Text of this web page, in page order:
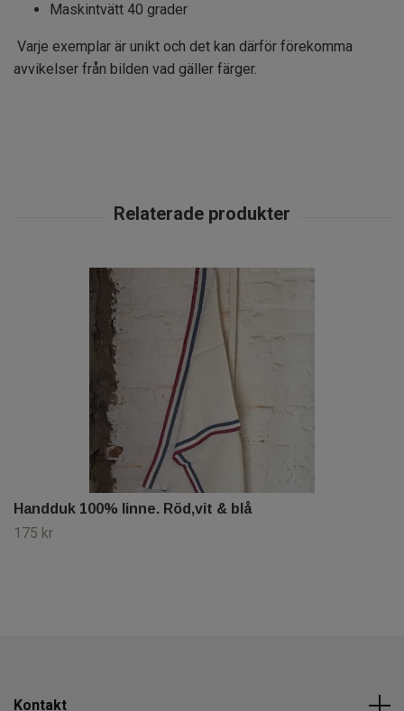
Maskintvätt 40 grader
Varje exemplar är unikt och det kan därför förekomma
avvikelser från bilden vad gäller färger.
Handduk 100% linne. Röd,vit & blå
175 kr
Kontakt